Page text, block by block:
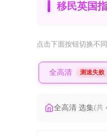
移民英国
点击下面按钮切换不
全高清 测速失败
全高清 选集(共